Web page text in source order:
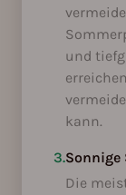
und
kann.
3.Sonnige
Die